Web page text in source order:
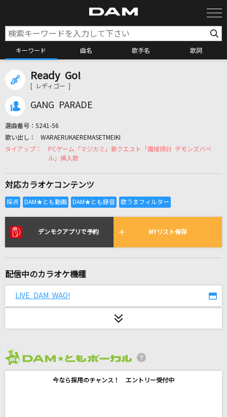
キーワード 曲名 歌手名 歌詞
カラオケリクエスト
全国りれき
リアルタイムで歌われている曲の一覧
LOVE&CHAIN
開幕宣言
High Land feat. Tiji Jojo,Vingo & YZERR
Drown [ドラウン]
Bring Me The Horizon
Ready Go!
[ レディゴー ]
GANG PARADE
選曲番号： 5241-56
WARAERUKAEREMASETMEIKI
PCゲーム「マジカミ」新クエスト「魔楼掃討 デモンズバベ
ル」挿入歌
対応カラオケコンテンツ
デンモクアプリで予約 MYリスト保存
配信中のカラオケ機種
LIVE DAM WAO!
今なら採用のチャンス！ エントリー受付中